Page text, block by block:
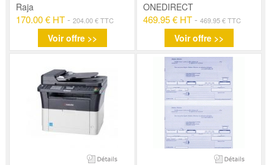
Raja
170.00 € HT -204.00 € TTC
Voir offre >>
ONEDIRECT
469.95 € HT- 469.95 € TTC
Voir offre >>